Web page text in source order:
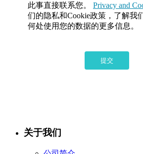
此事直接联系您。 Privacy and
们的隐私和Cookie政策，了解我
何处使用您的数据的更多信息。
提交
关于我们